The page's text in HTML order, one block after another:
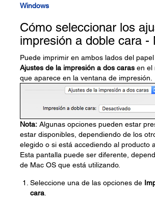
Windows
Cómo seleccionar los
impresión a doble cara -
Puede imprimir en ambos lados del
Ajustes de la impresión a dos caras en el
que aparece en la ventana de impresión.
Nota: Algunas opciones pueden estar
estar disponibles, dependiendo de los
elegido o si está accediendo al producto
Esta pantalla puede ser diferente,
de Mac OS que está utilizando.
Seleccione una de las opciones de
cara